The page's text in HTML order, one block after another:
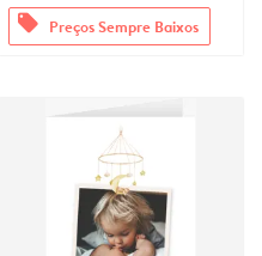
offers Preços Sempre Baixos